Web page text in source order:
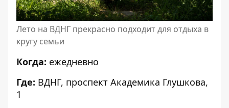
Лето на ВДНГ прекрасно подходит для отдыха в
кругу семьи
Когда: ежедневно
Где: ВДНГ, проспект Академика Глушкова,
1